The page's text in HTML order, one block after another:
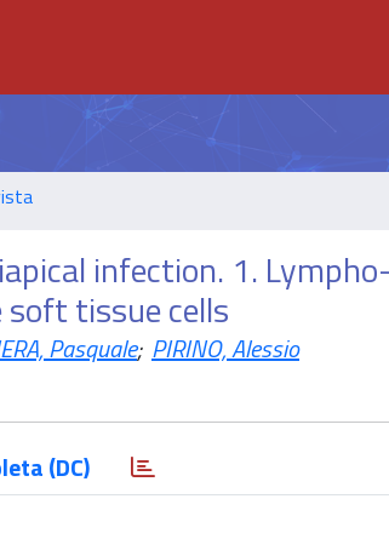
infection. 1.
tissue cells
Pasquale; PIRINO, Alessio
(DC)